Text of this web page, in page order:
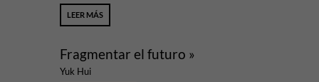
LEER MÁS
Fragmentar el futuro »
Yuk Hui